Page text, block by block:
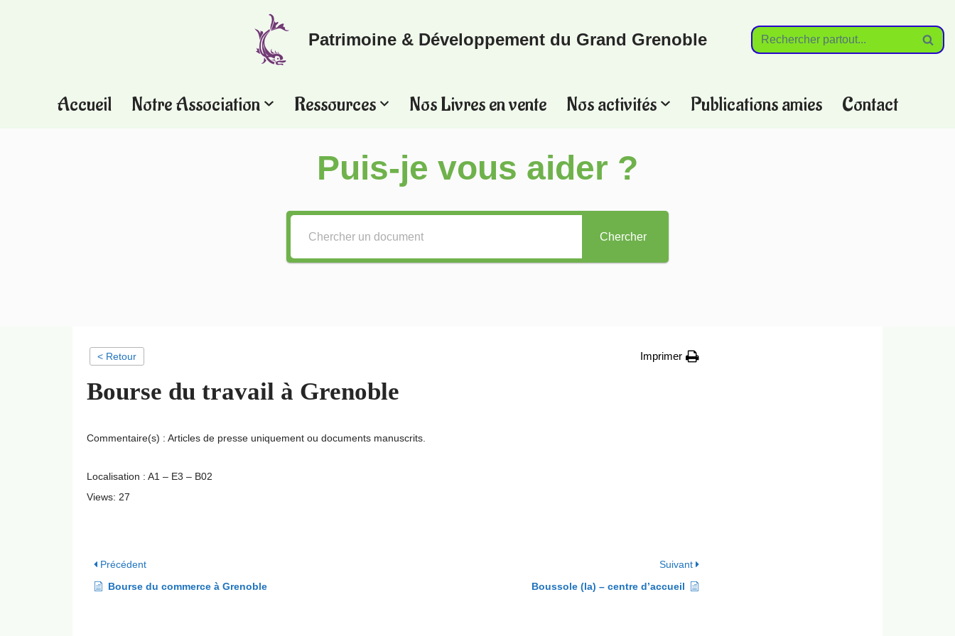
Patrimoine & Développement du Grand Grenoble
Accueil Notre Association Ressources Nos Livres en vente Nos activités Publications amies Contact
Puis-je vous aider ?
Chercher
< Retour Imprimer
Bourse du travail à Grenoble
Commentaire(s) : Articles de presse uniquement ou documents manuscrits.
Localisation : A1 – E3 – B02
Views: 27
Précédent
Bourse du commerce à Grenoble
Suivant
Boussole (la) – centre d’accueil